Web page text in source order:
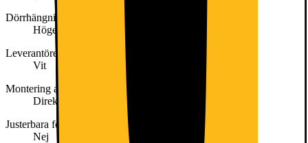
Dörrhängning
Höger omhängbar
Leverantörens färgnamn
Vit
Montering av integrerad dörr
Direkt montering på möbelfront
Justerbara fötter
Nej